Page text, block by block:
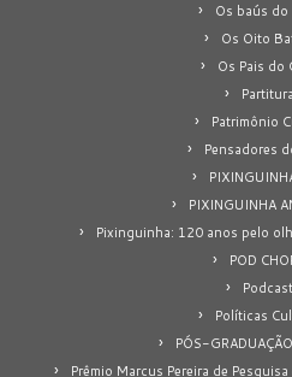
Os baús
Os Oito
Os Pais do
Patrimônio
Pensadores
PIXINGUINHA
Pixinguinha: 120 anos pelo
POD
Políticas
PÓS-
Prêmio Marcus Pereira de